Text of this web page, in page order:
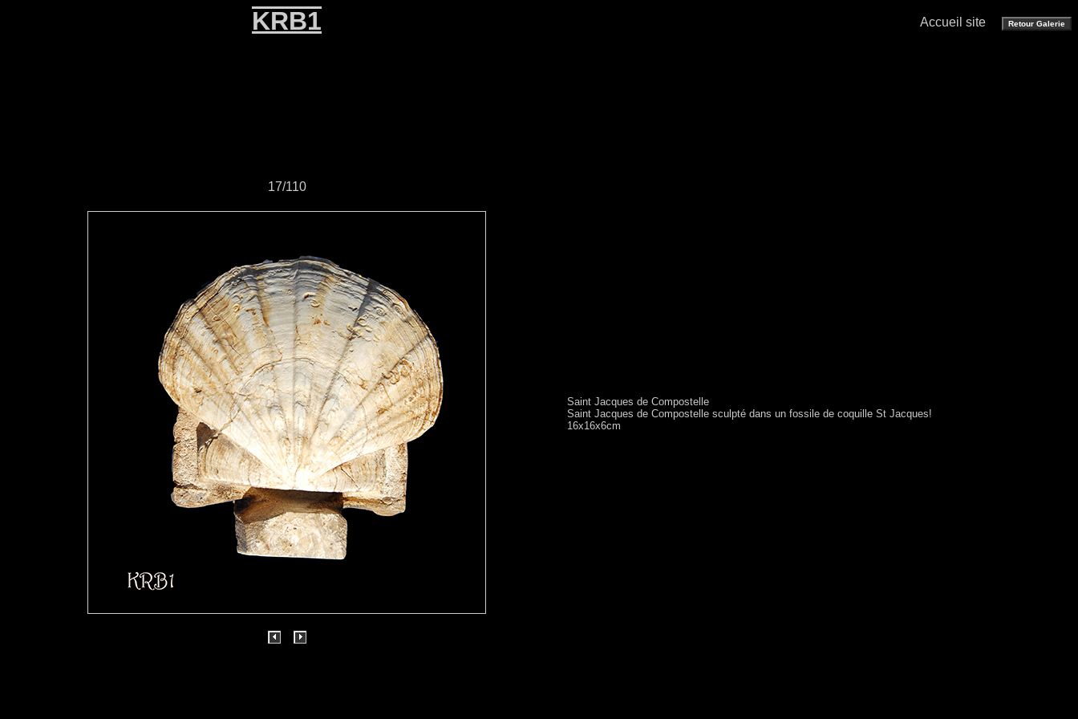
KRB1 Accueil site
17/110
Saint Jacques de Compostelle
Saint Jacques de Compostelle sculpté dans un fossile de coquille St Jacques!
16x16x6cm